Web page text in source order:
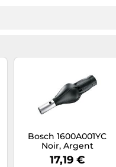
Bosch 1600A001YC
Noir, Argent
17,19 €